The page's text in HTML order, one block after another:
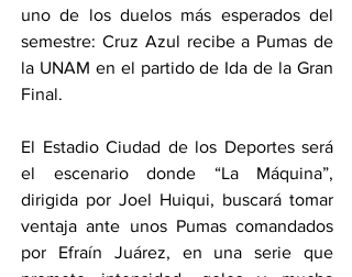
uno de los duelos más esperados del
semestre: Cruz Azul recibe a Pumas de
la UNAM en el partido de Ida de la Gran
Final.
El Estadio Ciudad de los Deportes será
el escenario donde “La Máquina”,
dirigida por Joel Huiqui, buscará tomar
ventaja ante unos Pumas comandados
por Efraín Juárez, en una serie que